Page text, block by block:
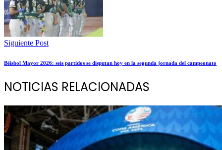
Siguiente Post
Béisbol Mayor 2026: seis partidos se disputan hoy en la segunda jornada del campeonato
NOTICIAS RELACIONADAS